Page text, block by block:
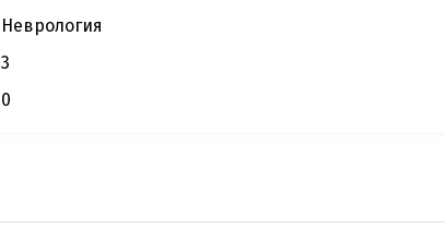
Неврология
3
0